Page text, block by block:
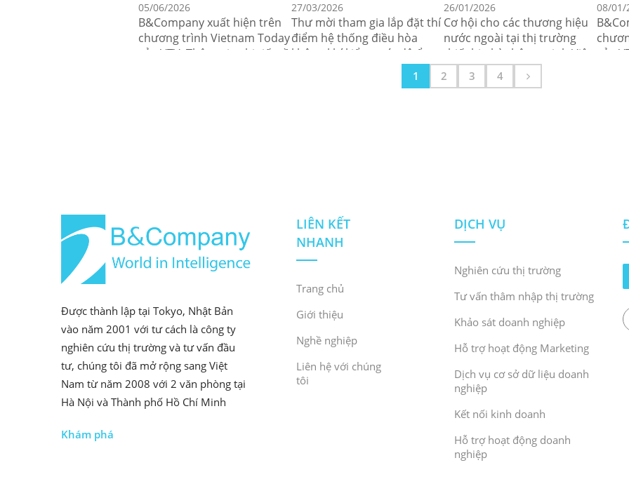
05/06/2026
B&Company xuất hiện trên
chương trình Vietnam Today
của VTV: Thông tin chi tiết về
27/03/2026
Thư mời tham gia lắp đặt thí
điểm hệ thống điều hòa
không khí kiểm soát độ ẩm
26/01/2026
Cơ hội cho các thương hiệu
nước ngoài tại thị trường
thiết bị nhà thông minh Việt
Nam
08/01/
của
1 2 3 4
Được thành lập tại Tokyo, Nhật Bản
vào năm 2001 với tư cách là công ty
nghiên cứu thị trường và tư vấn đầu
tư, chúng tôi đã mở rộng sang Việt
Nam từ năm 2008 với 2 văn phòng tại
Hà Nội và Thành phố Hồ Chí Minh
Khám phá
LIÊN KẾT
NHANH
Trang chủ
Giới thiệu
Nghề nghiệp
Liên hệ với chúng
tôi
DỊCH VỤ
Nghiên cứu thị trường
Tư vấn thâm nhập thị trường
Khảo sát doanh nghiệp
Hỗ trợ hoạt động Marketing
Dịch vụ cơ sở dữ liệu doanh
nghiệp
Kết nối kinh doanh
Hỗ trợ hoạt động doanh
nghiệp